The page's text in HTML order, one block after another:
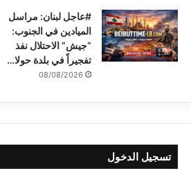
#عاجل لبنان: مراسل
الميادين في الجنوب:
“جيش” الاحتلال نفذ
تفجيراً في بلدة حولا…
08/08/2026
تسجيل الدخول